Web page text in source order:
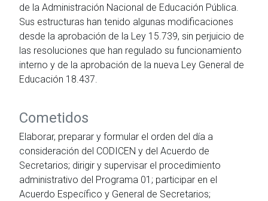
de la Administración Nacional de Educación Pública.
Sus estructuras han tenido algunas modificaciones
desde la aprobación de la Ley 15.739, sin perjuicio de
las resoluciones que han regulado su funcionamiento
interno y de la aprobación de la nueva Ley General de
Educación 18.437.
Cometidos
Elaborar, preparar y formular el orden del día a
consideración del CODICEN y del Acuerdo de
Secretarios; dirigir y supervisar el procedimiento
administrativo del Programa 01; participar en el
Acuerdo Específico y General de Secretarios;